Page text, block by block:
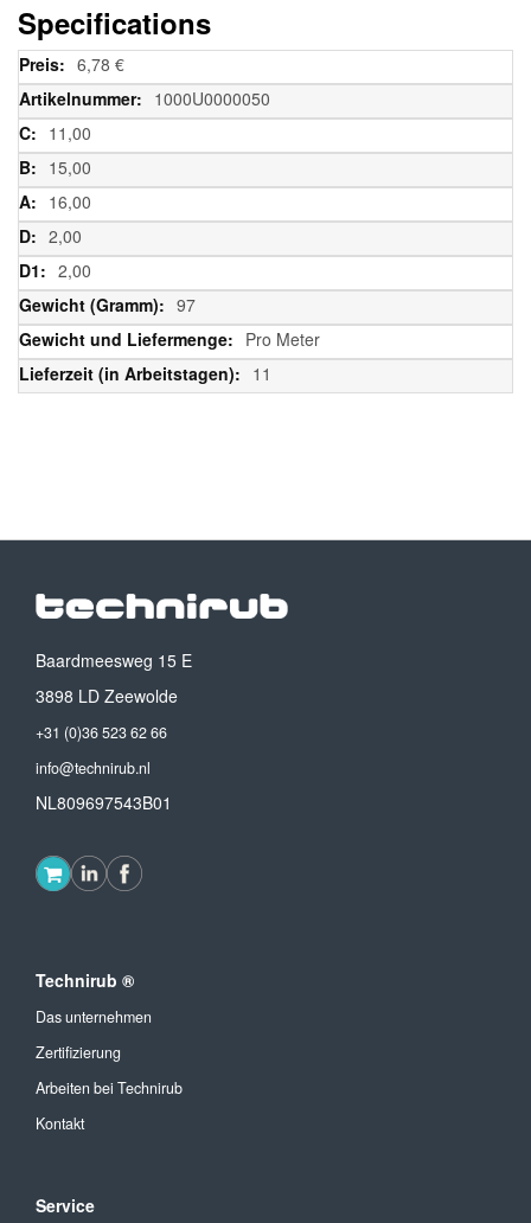
Specifications
Weitere
Informationen
6,78 €
1000U0000050
11,00
15,00
16,00
2,00
2,00
97
Pro Meter
11
Baardmeesweg 15 E
3898 LD Zeewolde
+31 (0)36 523 62 66
info@technirub.nl
NL809697543B01
Technirub ®
Das unternehmen
Zertifizierung
Arbeiten bei Technirub
Kontakt
Service